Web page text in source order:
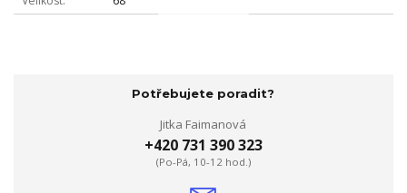
Potřebujete poradit?
Jitka Faimanová
+420 731 390 323
(Po-Pá, 10-12 hod.)